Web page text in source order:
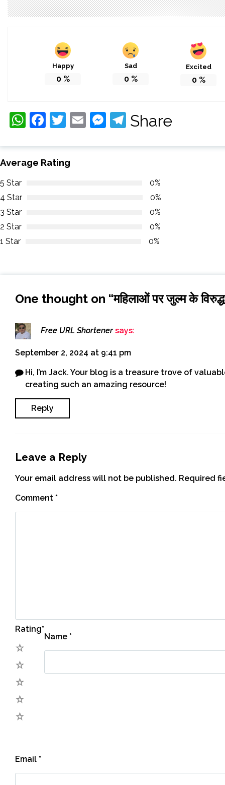
Happy
0%
Sad
0%
Excited
0%
WhatsApp
Facebook
Twitter
EmailMessenger
Telegram
Share
Average Rating
5 Star
0%
4 Star
0%
3 Star
0%
2 Star
0%
1 Star
0%
One thought on “महिलाओं पर जुल्म के
Free URL Shortener says:
September 2, 2024 at 9:41 pm
Hi, I’m Jack. Your blog is a treasure trove of
creating such an amazing resource!
Reply
Leave a Reply
Your email address will not be published. Required
Comment *
Rating*
Name *
Email *